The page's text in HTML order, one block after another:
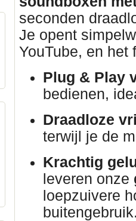
seconden
Je opent
YouTube, en het
Plug & Play
bedienen,
Draadloze
terwijl je de
Krachtig
leveren onze
loepzuivere